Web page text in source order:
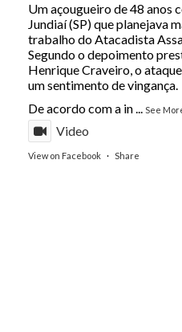
Um açougueiro de 48 anos
Jundiaí (SP) que planejava
trabalho do Atacadista
Segundo o depoimento
Henrique Craveiro, o
um sentimento de vingança.
De acordo com a in... See
Video
View on Facebook · Share